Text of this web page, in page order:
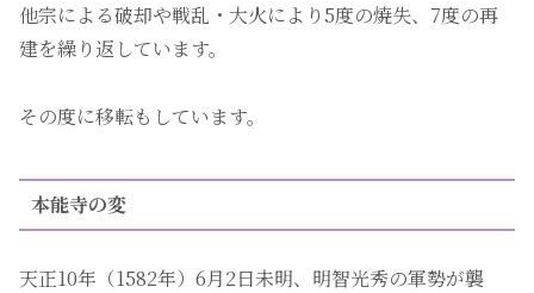
他宗による破却や戦乱・大火により5度の焼失、7度の再
建を繰り返しています。
その度に移転もしています。
本能寺の変
天正10年（1582年）6月2日未明、明智光秀の軍勢が襲